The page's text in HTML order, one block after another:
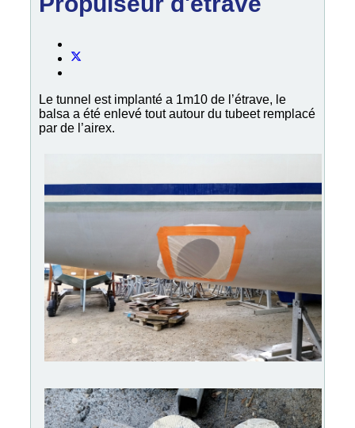
Le tunnel est implanté a 1m10 de l’étrave, le
balsa a été enlevé tout autour du tubeet remplacé
par de l’airex.